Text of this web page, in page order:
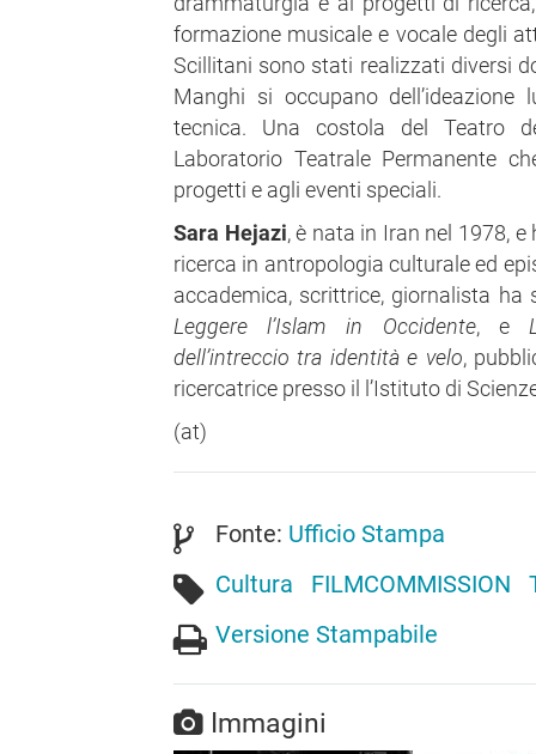
formazione musicale e vocale degli
Scillitani sono stati realizzati diversi
Manghi si occupano
tecnica. Una costola del Teatro
Laboratorio Teatrale Permanente
progetti e agli eventi speciali.
Sara Hejazi, è nata in Iran nel 1978,
ricerca in antropologia culturale ed
accademica, scrittrice, giornalista
Leggere l’Islam in Occidente, e
dell’intreccio tra identità e velo,
ricercatrice presso il l’Istituto di
(at)
Fonte: Ufficio Stampa
Cultura
FILMCOMMISSION
Versione Stampabile
Immagini